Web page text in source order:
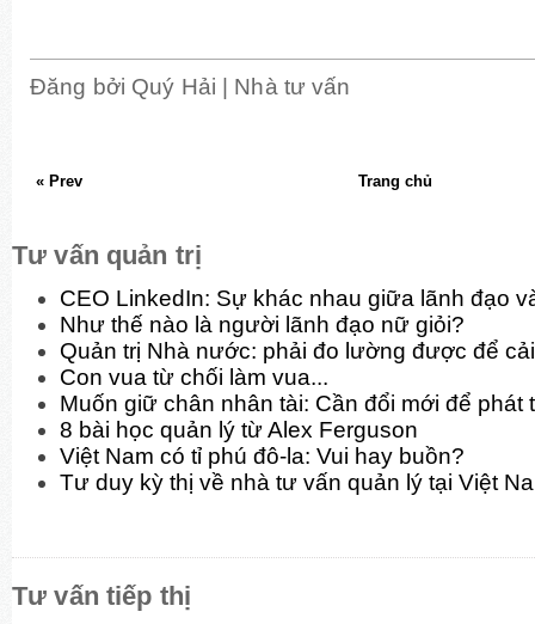
Đăng bởi Quý Hải | Nhà tư vấn
« Prev Trang chủ
Tư vấn quản trị
CEO LinkedIn: Sự khác nhau giữa lãnh đạo
Như thế nào là người lãnh đạo nữ giỏi?
Quản trị Nhà nước: phải đo lường được để
Con vua từ chối làm vua...
Muốn giữ chân nhân tài: Cần đổi mới để phát
8 bài học quản lý từ Alex Ferguson
Việt Nam có tỉ phú đô-la: Vui hay buồn?
Tư duy kỳ thị về nhà tư vấn quản lý tại Việt
Tư vấn tiếp thị